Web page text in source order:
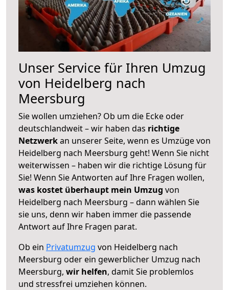
Unser Service für Ihren Umzug
von Heidelberg nach
Meersburg
Sie wollen umziehen? Ob um die Ecke oder
deutschlandweit – wir haben das richtige
Netzwerkan unserer Seite, wenn es Umzüge von
Heidelberg nach Meersburg geht! Wenn Sie nicht
weiterwissen – haben wir die richtige Lösung für
Sie! Wenn Sie Antworten auf Ihre Fragen wollen,
was kostet überhaupt mein Umzug von
Heidelberg nach Meersburg – dann wählen Sie
sie uns, denn wir haben immer die passende
Antwort auf Ihre Fragen parat.
Ob ein Privatumzug von Heidelberg nach
Meersburg oder ein gewerblicher Umzug nach
Meersburg, wir helfen, damit Sie problemlos
und stressfrei umziehen können.